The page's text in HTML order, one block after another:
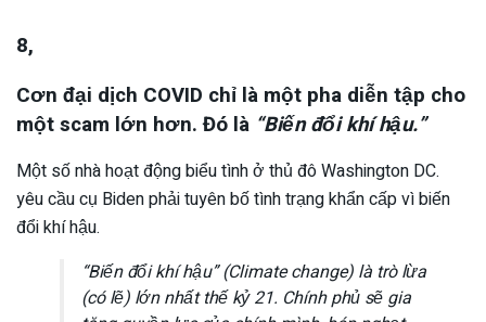
8,
Cơn đại dịch COVID chỉ là một pha diễn tập cho
một scam lớn hơn. Đó là “Biến đổi khí hậu.”
Một số nhà hoạt động biểu tình ở thủ đô Washington DC.
yêu cầu cụ Biden phải tuyên bố tình trạng khẩn cấp vì biến
đổi khí hậu.
“Biến đổi khí hậu” (Climate change) là trò lừa
(có lẽ) lớn nhất thế kỷ 21. Chính phủ sẽ gia